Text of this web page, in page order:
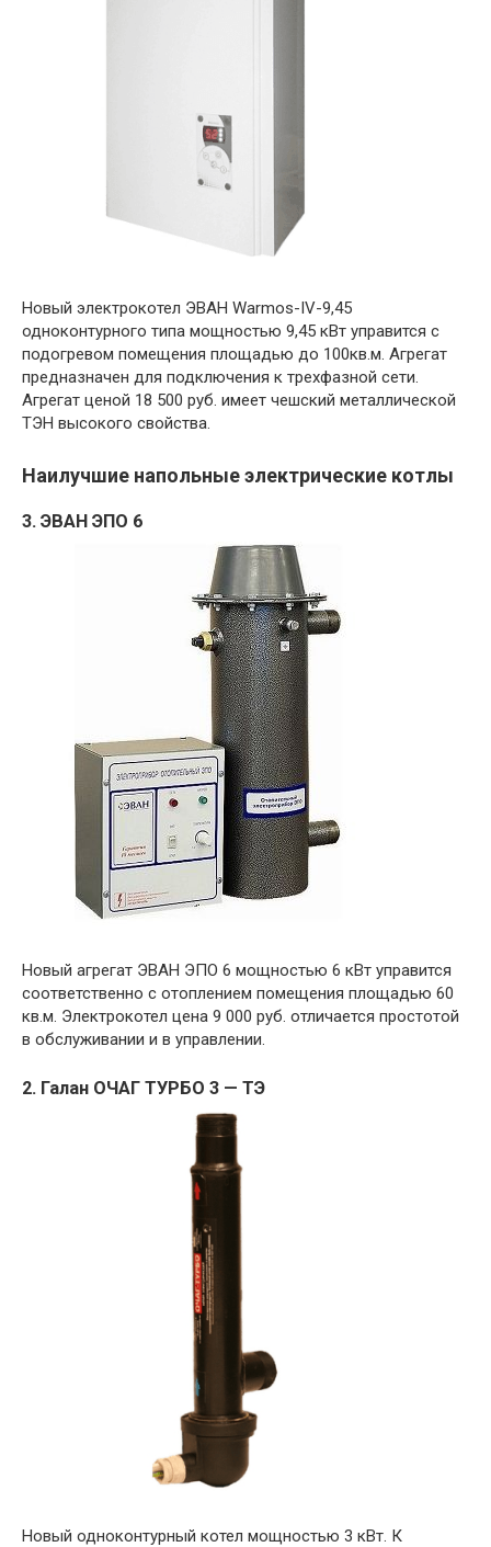
Новый электрокотел ЭВАН Warmos-IV-9,45
одноконтурного типа мощностью 9,45 кВт управится с
подогревом помещения площадью до 100кв.м. Агрегат
предназначен для подключения к трехфазной сети.
Агрегат ценой 18 500 руб. имеет чешский металлической
ТЭН высокого свойства.
Наилучшие напольные электрические котлы
3. ЭВАН ЭПО 6
Новый агрегат ЭВАН ЭПО 6 мощностью 6 кВт управится
соответственно с отоплением помещения площадью 60
кв.м. Электрокотел цена 9 000 руб. отличается простотой
в обслуживании и в управлении.
2. Галан ОЧАГ ТУРБО 3 — ТЭ
Новый одноконтурный котел мощностью 3 кВт. К